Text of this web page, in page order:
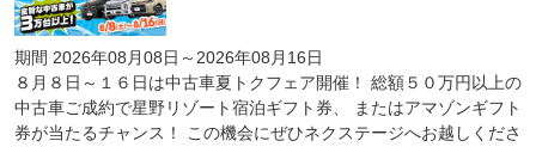
期間 2026年08月08日～2026年08月16日
８月８日～１６日は中古車夏トクフェア開催！ 総額５０万円以上の
中古車ご成約で星野リゾート宿泊ギフト券、 またはアマゾンギフト
券が当たるチャンス！ この機会にぜひネクステージへお越しくださ